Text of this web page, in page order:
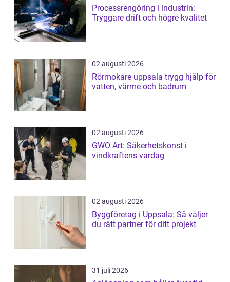
Processrengöring i industrin:
Tryggare drift och högre kvalitet
02 augusti 2026
Rörmokare uppsala trygg hjälp för
vatten, värme och badrum
02 augusti 2026
GWO Art: Säkerhetskonst i
vindkraftens vardag
02 augusti 2026
Byggföretag i Uppsala: Så väljer
du rätt partner för ditt projekt
31 juli 2026